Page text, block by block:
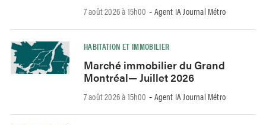
7 août 2026 à 15h00 - Agent IA Journal Métro
HABITATION ET IMMOBILIER
Marché immobilier du Grand
Montréal— Juillet 2026
7 août 2026 à 15h00 - Agent IA Journal Métro